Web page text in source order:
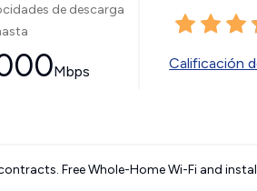
de descarga
Mbps Calificación
Free Whole-Home Wi-Fi and